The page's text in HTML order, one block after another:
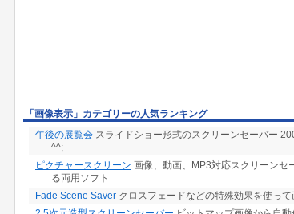
「画像表示」カテゴリーの人気ランキング
午後の展覧会 スライドショー形式のスクリーンセーバー
^^;
ピクチャースクリーン 画像、動画、MP3対応スクリーンセ
る両用ソフト
Fade Scene Saver クロスフェードなどの特殊効果を使っ